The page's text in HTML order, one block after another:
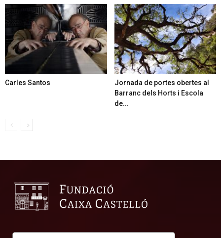
Carles Santos
Jornada de portes obertes al
Barranc dels Horts i Escola
de...